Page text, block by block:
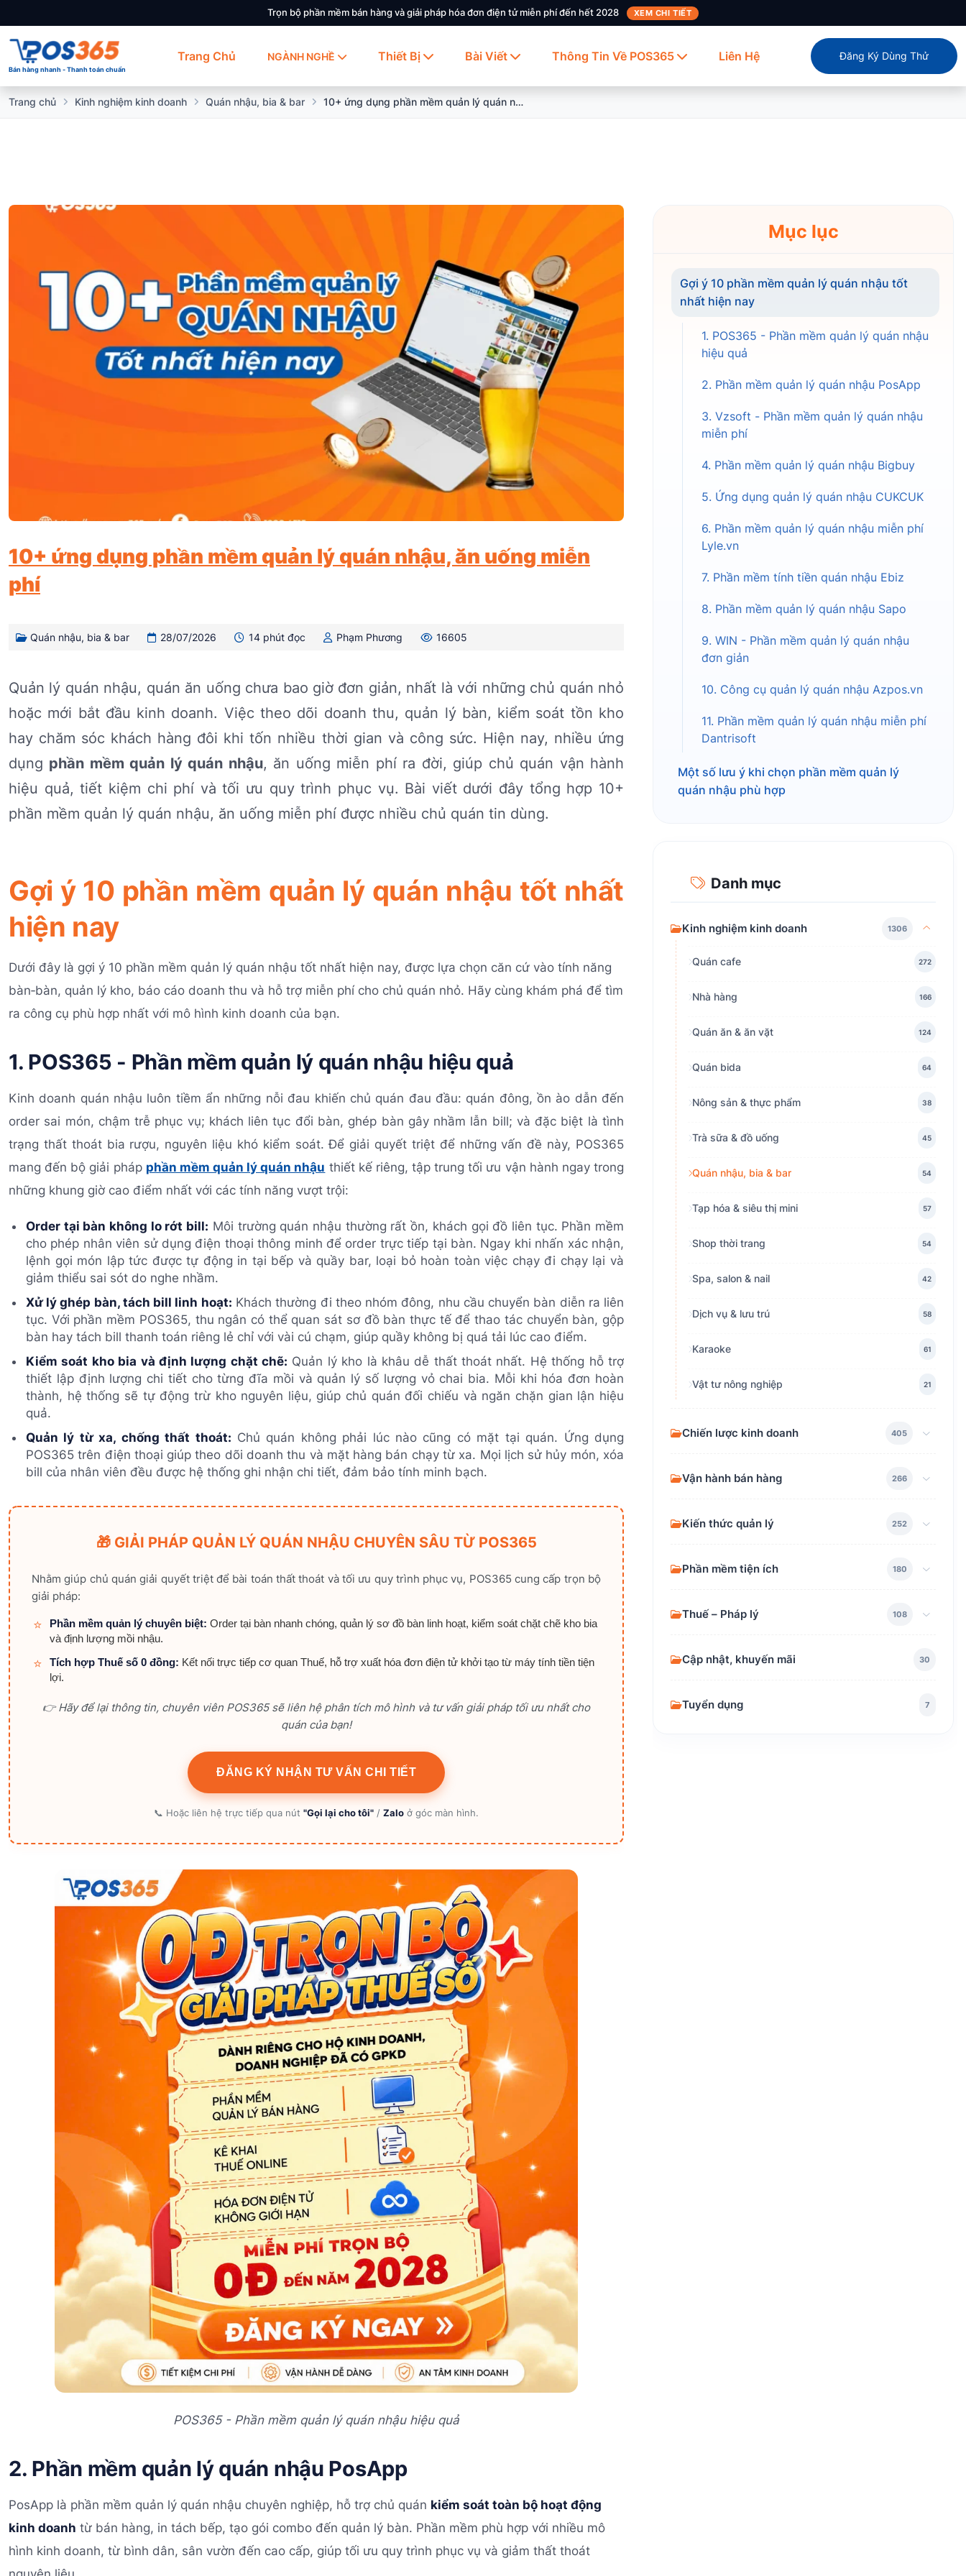
Trọn bộ phần mềm bán hàng và giải pháp hóa đơn điện tử miễn phí đến hết 2028 XEM CHI TIẾT
Bán hàng nhanh - Thanh toán chuẩn
Trang Chủ NGÀNH NGHỀ Thiết Bị Bài Viết Thông Tin Về POS365 Liên Hệ Đăng Ký Dùng Thử
Trang chủ Kinh nghiệm kinh doanh Quán nhậu, bia & bar 10+ ứng dụng phần mềm quản lý quán nhậu, ăn uống miễn phí
10+ ứng dụng phần mềm quản lý quán nhậu, ăn uống miễn
phí
Quán nhậu, bia & bar 28/07/2026 14 phút đọc Phạm Phương 16605
Quản lý quán nhậu, quán ăn uống chưa bao giờ đơn giản, nhất là với những chủ quán nhỏ
hoặc mới bắt đầu kinh doanh. Việc theo dõi doanh thu, quản lý bàn, kiểm soát tồn kho
hay chăm sóc khách hàng đôi khi tốn nhiều thời gian và công sức. Hiện nay, nhiều ứng
dụng phần mềm quản lý quán nhậu, ăn uống miễn phí ra đời, giúp chủ quán vận hành
hiệu quả, tiết kiệm chi phí và tối ưu quy trình phục vụ. Bài viết dưới đây tổng hợp 10+
phần mềm quản lý quán nhậu, ăn uống miễn phí được nhiều chủ quán tin dùng.
Gợi ý 10 phần mềm quản lý quán nhậu tốt nhất
hiện nay
Dưới đây là gợi ý 10 phần mềm quản lý quán nhậu tốt nhất hiện nay, được lựa chọn căn cứ vào tính năng
bàn‑bàn, quản lý kho, báo cáo doanh thu và hỗ trợ miễn phí cho chủ quán nhỏ. Hãy cùng khám phá để tìm
ra công cụ phù hợp nhất với mô hình kinh doanh của bạn.
1. POS365 - Phần mềm quản lý quán nhậu hiệu quả
Kinh doanh quán nhậu luôn tiềm ẩn những nỗi đau khiến chủ quán đau đầu: quán đông, ồn ào dẫn đến
order sai món, chậm trễ phục vụ; khách liên tục đổi bàn, ghép bàn gây nhầm lẫn bill; và đặc biệt là tình
trạng thất thoát bia rượu, nguyên liệu khó kiểm soát. Để giải quyết triệt để những vấn đề này, POS365
mang đến bộ giải pháp phần mềm quản lý quán nhậu thiết kế riêng, tập trung tối ưu vận hành ngay trong
những khung giờ cao điểm nhất với các tính năng vượt trội:
Order tại bàn không lo rớt bill: Môi trường quán nhậu thường rất ồn, khách gọi đồ liên tục. Phần mềm
cho phép nhân viên sử dụng điện thoại thông minh để order trực tiếp tại bàn. Ngay khi nhấn xác nhận,
lệnh gọi món lập tức được tự động in tại bếp và quầy bar, loại bỏ hoàn toàn việc chạy đi chạy lại và
giảm thiểu sai sót do nghe nhầm.
Xử lý ghép bàn, tách bill linh hoạt: Khách thường đi theo nhóm đông, nhu cầu chuyển bàn diễn ra liên
tục. Với phần mềm POS365, thu ngân có thể quan sát sơ đồ bàn thực tế để thao tác chuyển bàn, gộp
bàn hay tách bill thanh toán riêng lẻ chỉ với vài cú chạm, giúp quầy không bị quá tải lúc cao điểm.
Kiểm soát kho bia và định lượng chặt chẽ: Quản lý kho là khâu dễ thất thoát nhất. Hệ thống hỗ trợ
thiết lập định lượng chi tiết cho từng đĩa mồi và quản lý số lượng vỏ chai bia. Mỗi khi hóa đơn hoàn
thành, hệ thống sẽ tự động trừ kho nguyên liệu, giúp chủ quán đối chiếu và ngăn chặn gian lận hiệu
quả.
Quản lý từ xa, chống thất thoát: Chủ quán không phải lúc nào cũng có mặt tại quán. Ứng dụng
POS365 trên điện thoại giúp theo dõi doanh thu và mặt hàng bán chạy từ xa. Mọi lịch sử hủy món, xóa
bill của nhân viên đều được hệ thống ghi nhận chi tiết, đảm bảo tính minh bạch.
🎁 GIẢI PHÁP QUẢN LÝ QUÁN NHẬU CHUYÊN SÂU TỪ POS365
Nhằm giúp chủ quán giải quyết triệt để bài toán thất thoát và tối ưu quy trình phục vụ, POS365 cung cấp trọn bộ
giải pháp:
⭐ Phần mềm quản lý chuyên biệt: Order tại bàn nhanh chóng, quản lý sơ đồ bàn linh hoạt, kiểm soát chặt chẽ kho bia
và định lượng mồi nhậu.
⭐ Tích hợp Thuế số 0 đồng: Kết nối trực tiếp cơ quan Thuế, hỗ trợ xuất hóa đơn điện tử khởi tạo từ máy tính tiền tiện
lợi.
👉 Hãy để lại thông tin, chuyên viên POS365 sẽ liên hệ phân tích mô hình và tư vấn giải pháp tối ưu nhất cho
quán của bạn!
ĐĂNG KÝ NHẬN TƯ VẤN CHI TIẾT
📞 Hoặc liên hệ trực tiếp qua nút "Gọi lại cho tôi" / Zalo ở góc màn hình.
POS365 - Phần mềm quản lý quán nhậu hiệu quả
2. Phần mềm quản lý quán nhậu PosApp
PosApp là phần mềm quản lý quán nhậu chuyên nghiệp, hỗ trợ chủ quán kiểm soát toàn bộ hoạt động
kinh doanh từ bán hàng, in tách bếp, tạo gói combo đến quản lý bàn. Phần mềm phù hợp với nhiều mô
hình kinh doanh, từ bình dân, sân vườn đến cao cấp, giúp tối ưu quy trình phục vụ và giảm thất thoát
Mục lục
Gợi ý 10 phần mềm quản lý quán nhậu tốt
nhất hiện nay
1. POS365 - Phần mềm quản lý quán nhậu
hiệu quả
2. Phần mềm quản lý quán nhậu PosApp
3. Vzsoft - Phần mềm quản lý quán nhậu
miễn phí
4. Phần mềm quản lý quán nhậu Bigbuy
5. Ứng dụng quản lý quán nhậu CUKCUK
6. Phần mềm quản lý quán nhậu miễn phí
Lyle.vn
7. Phần mềm tính tiền quán nhậu Ebiz
8. Phần mềm quản lý quán nhậu Sapo
9. WIN - Phần mềm quản lý quán nhậu
đơn giản
10. Công cụ quản lý quán nhậu Azpos.vn
11. Phần mềm quản lý quán nhậu miễn phí
Dantrisoft
Một số lưu ý khi chọn phần mềm quản lý
quán nhậu phù hợp
Danh mục
Kinh nghiệm kinh doanh 1306
Quán cafe 272
Nhà hàng 166
Quán ăn & ăn vặt 124
Quán bida 64
Nông sản & thực phẩm 38
Trà sữa & đồ uống 45
Quán nhậu, bia & bar 54
Tạp hóa & siêu thị mini 57
Shop thời trang 54
Spa, salon & nail 42
Dịch vụ & lưu trú 58
Karaoke 61
Vật tư nông nghiệp 21
Chiến lược kinh doanh 405
Vận hành bán hàng 266
Kiến thức quản lý 252
Phần mềm tiện ích 180
Thuế – Pháp lý 108
Cập nhật, khuyến mãi 30
Tuyển dụng 7